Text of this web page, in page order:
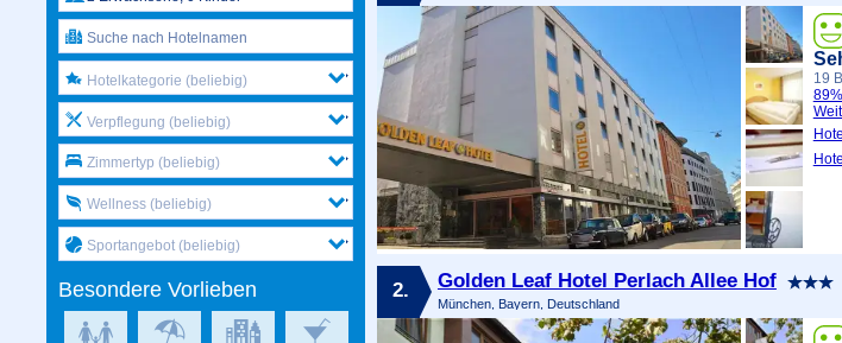
19
89%
2. Golden Leaf Hotel Perlach Allee Hof
München, Bayern, Deutschland
Hotelkategorie (beliebig)
Verpflegung (beliebig)
Zimmertyp (beliebig)
Wellness (beliebig)
Sportangebot (beliebig)
Besondere Vorlieben